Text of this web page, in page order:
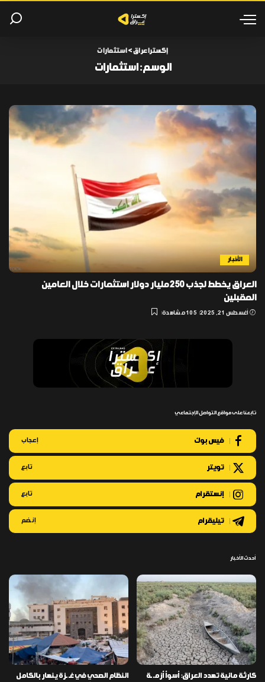
إكسترا عراق>استثمارات
الوسم:استثمارات
الأخبار
العراق يخطط لجذب 250 مليار دولار استثمارات خلال العامين
المقبلين
أغسطس 21, 2025 105 مشاهدة
تابعنا على مواقع التواصل الإجتماعي
فيس بوك إعجاب
تويتر تابع
إنستقرام تابع
تيليقرام إنضم
أحدث الأخبار
كارثة مائية تهدد العراق: أسوأ أزمـ ـة
النظام الصحي في غـ ـزة ينهار بالكامل